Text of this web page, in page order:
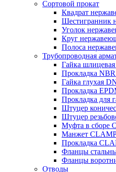
Сортовой прокат
Квадрат
Шестигранник
Уголок
Круг
Полоса
Трубопроводная
Гайка
Прокладка
Гайка глухая
Прокладка
Прокладка для
Штуцер
Штуцер
Муфта в сборе
Манжет
Прокладка
Фланцы
Фланцы
Отводы